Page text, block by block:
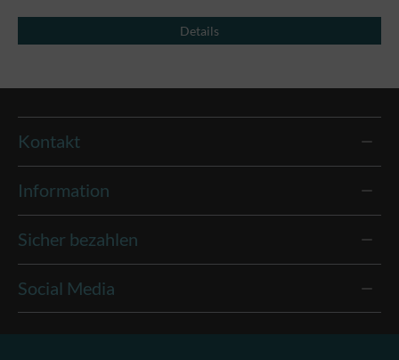
Details
Kontakt
Information
Sicher bezahlen
Social Media